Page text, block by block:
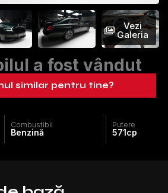
Vezi
Galeria
a fost vândut
similar pentru tine?
Combustibil
Benzină
Putere
571cp